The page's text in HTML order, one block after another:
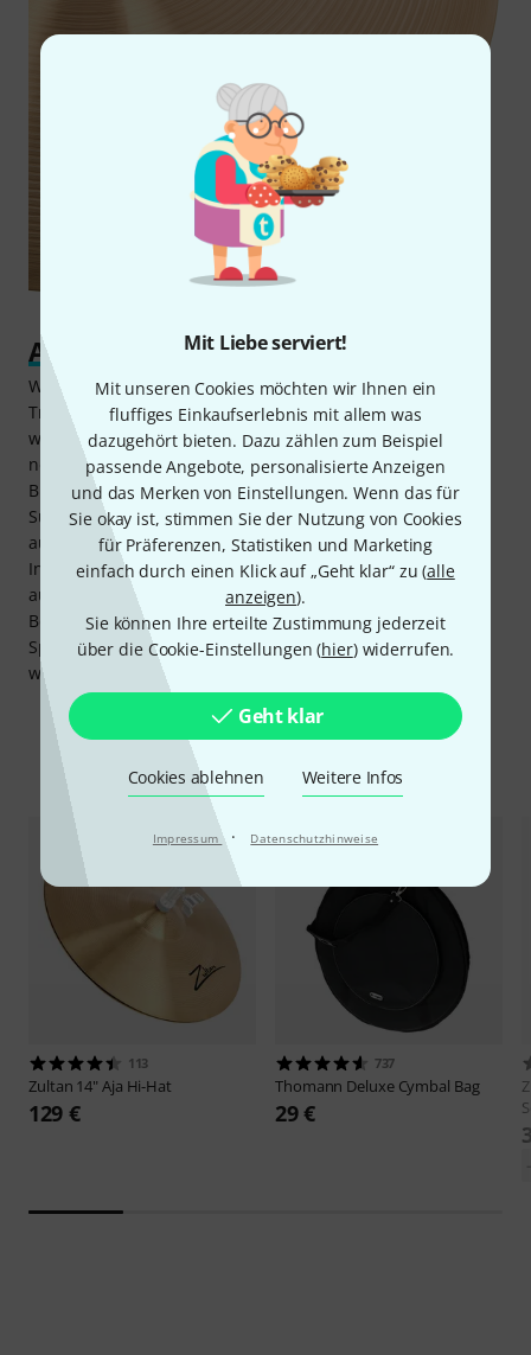
Mit Liebe serviert!
Mit unseren Cookies möchten wir Ihnen ein
fluffiges Einkaufserlebnis mit allem was
dazugehört bieten. Dazu zählen zum Beispiel
passende Angebote, personalisierte Anzeigen
und das Merken von Einstellungen. Wenn das für
Sie okay ist, stimmen Sie der Nutzung von Cookies
für Präferenzen, Statistiken und Marketing
einfach durch einen Klick auf „Geht klar“ zu (alle
anzeigen).
Sie können Ihre erteilte Zustimmung jederzeit
über die Cookie-Einstellungen (hier) widerrufen.
Geht klar
Cookies ablehnen Weitere Infos
Impressum · Datenschutzhinweise
Am richtigen Ende gespart
Wer es als Schlagzeug-Einsteiger ernst meint mit dem
Trommeln, weiß, dass ein guter Beckensound ebenso
wichtig ist wie die tollen Features und die coole Optik der
neu erworbenen Drums. Der Preis des Zultan Aja Cymbal
Bundles in der Standard-Ausführung entspricht etwa der
Summe, die viele Schlagzeuger für ein einziges Becken
ausgeben. Für den aufstrebenden Drummer lohnt sich die
Investition garantiert, denn das Set klingt so gut, dass man
auch nach Jahren noch Spaß daran haben wird. Weitere
Becken der Kategorien Hi-Hat, Crash, Ride, China und
Splash können später hinzugekauft werden, um den
wachsenden Ansprüchen gerecht zu werden.
Zubehör & passende Artikel
113
Zultan 14" Aja Hi-Hat
129 €
737
Thomann Deluxe Cymbal Bag
29 €